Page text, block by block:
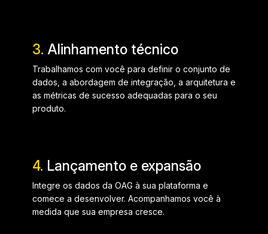
3. Alinhamento técnico
Trabalhamos com você para definir o conjunto de
dados, a abordagem de integração, a arquitetura e
as métricas de sucesso adequadas para o seu
produto.
4. Lançamento e expansão
Integre os dados da OAG à sua plataforma e
comece a desenvolver. Acompanhamos você à
medida que sua empresa cresce.